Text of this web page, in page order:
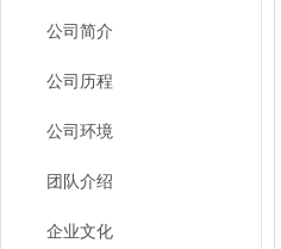
公司简介
公司历程
公司环境
团队介绍
企业文化